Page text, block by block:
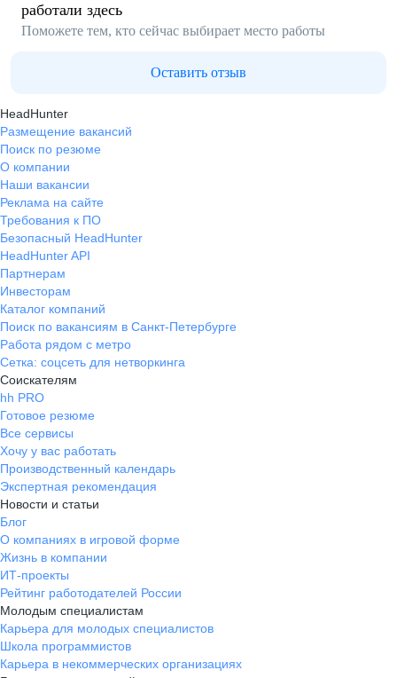
работали здесь
Поможете тем, кто сейчас выбирает место работы
Оставить отзыв
HeadHunter
Размещение вакансий
Поиск по резюме
О компании
Наши вакансии
Реклама на сайте
Требования к ПО
Безопасный HeadHunter
HeadHunter API
Партнерам
Инвесторам
Каталог компаний
Поиск по вакансиям в Санкт-Петербурге
Работа рядом с метро
Сетка: соцсеть для нетворкинга
Соискателям
hh PRO
Готовое резюме
Все сервисы
Хочу у вас работать
Производственный календарь
Экспертная рекомендация
Новости и статьи
Блог
О компаниях в игровой форме
Жизнь в компании
ИТ-проекты
Рейтинг работодателей России
Молодым специалистам
Карьера для молодых специалистов
Школа программистов
Карьера в некоммерческих организациях